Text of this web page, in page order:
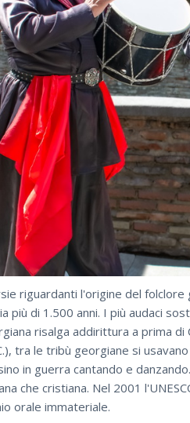
riguardanti l'origine del folclore
più di 1.500 anni. I più audaci
risalga addirittura a prima
tra le tribù georgiane si
in guerra cantando e
che cristiana. Nel 2001
orale immateriale.